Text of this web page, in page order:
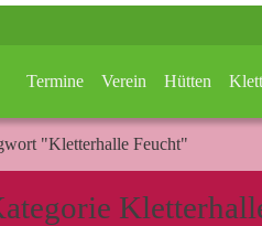
Termine Verein Hütten
"Kletterhalle Feucht"